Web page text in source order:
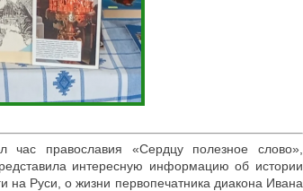
час православия «Сердцу полезное слово»,
интересную информацию об истории
на Руси, о жизни первопечатника диакона Ивана